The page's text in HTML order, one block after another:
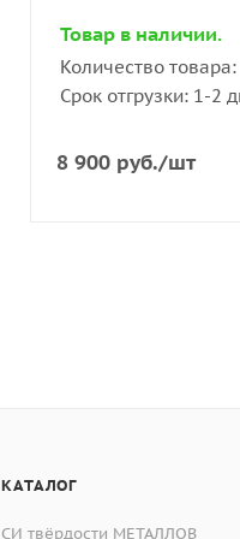
Принцип действия
Принцип действия
переданного через
пропорциональный
Габаритные
Рабочие условия
Товар в наличии.
Количество
Срок отгрузки: 1-2
8 900 руб./шт
КАТАЛОГ
СИ твёрдости МЕТАЛЛОВ